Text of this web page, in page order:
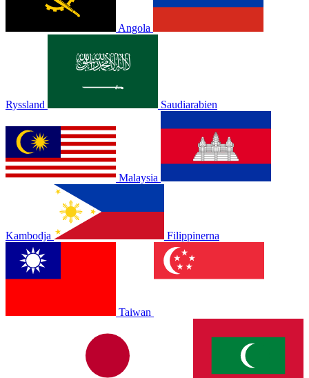
Angola
Ryssland Saudiarabien
Malaysia
Kambodja Filippinerna
Taiwan